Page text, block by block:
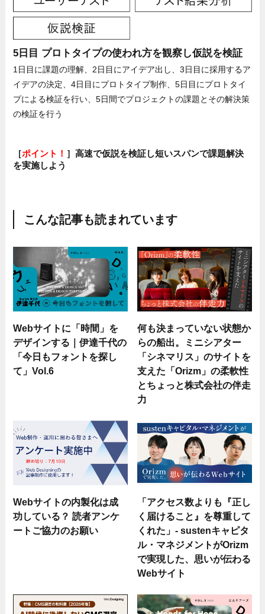
5日目 プロトタイプの使われ方を観察し仮説を検証
1日目に課題の理解、2日目にアイデア出し、3日目に採用するア
イデアの決定、4日目にプロトタイプ制作、5日目にプロトタイ
プによる検証を行い、5日間でプロジェクトの課題とその解決策
の検証を行う
［ポイント！ ］高速で仮説を検証し短いスパンで課題解決
を実施しよう
こんな記事も読まれています
Webサイトに「時間」を
デザインする｜伊達千代の
「今日もフォントを探し
て」Vol.6
何も決まっていない状態か
らの船出。ミニシアター
「シネマリス」のサイトを
支えた「Orizm」の柔軟性
とちょっと株式会社の伴走
力
Webサイトの内製化は成
功している？ 読者アンケ
ートご協力のお願い
「アクセス数よりも『正し
く届けること』を尊重して
くれた」- sustenキャピタ
ル・マネジメントがOrizm
で実現した、思いが伝わる
Webサイト